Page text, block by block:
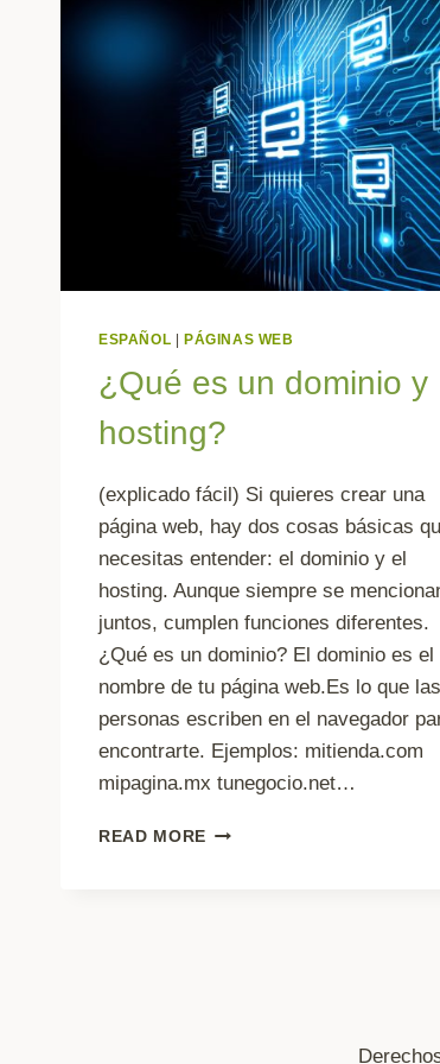
ESPAÑOL PÁGINAS WEB
¿Qué es un dominio y
hosting?
(explicado fácil) Si quieres crear una
página web, hay dos cosas básicas
necesitas entender: el dominio y el
hosting. Aunque siempre se
juntos, cumplen funciones diferentes.
¿Qué es un dominio? El dominio es el
nombre de tu página web.Es lo que las
personas escriben en el navegador
encontrarte. Ejemplos: mitienda.com
mipagina.mx tunegocio.net…
READ MORE ¿QUÉ